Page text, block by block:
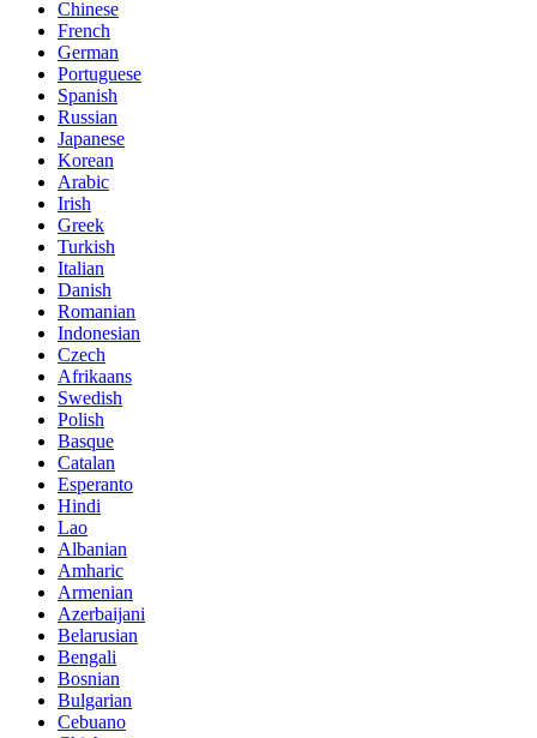
Chinese
French
German
Portuguese
Spanish
Russian
Japanese
Korean
Arabic
Irish
Greek
Turkish
Italian
Danish
Romanian
Indonesian
Czech
Afrikaans
Swedish
Polish
Basque
Catalan
Esperanto
Hindi
Lao
Albanian
Amharic
Armenian
Azerbaijani
Belarusian
Bengali
Bosnian
Bulgarian
Cebuano